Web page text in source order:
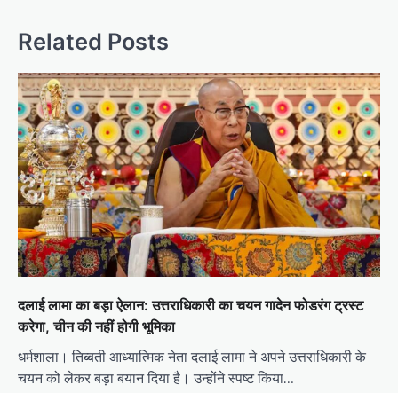
Related Posts
दलाई लामा का बड़ा ऐलान: उत्तराधिकारी का चयन गादेन फोडरंग ट्रस्ट
करेगा, चीन की नहीं होगी भूमिका
धर्मशाला। तिब्बती आध्यात्मिक नेता दलाई लामा ने अपने उत्तराधिकारी के
चयन को लेकर बड़ा बयान दिया है। उन्होंने स्पष्ट किया…